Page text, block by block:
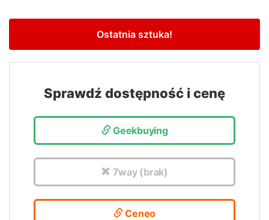
Ostatnia sztuka!
Sprawdź dostępność i cenę
Geekbuying
7way (brak)
Ceneo